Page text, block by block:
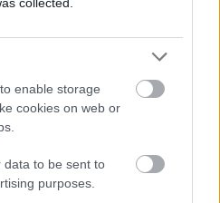
enable storage
cookies on web or
data to be sent to
purposes.
Mérnöki Tervező Zrt.
indult be a Flórián téri